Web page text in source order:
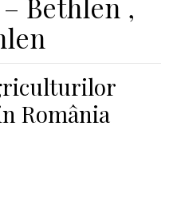
Bethlen ,
România